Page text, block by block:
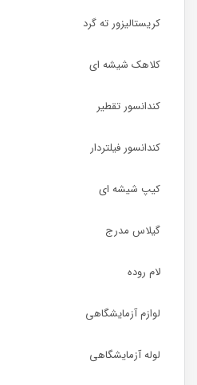
کریستالیزور ته گرد
کلاهک شیشه ای
کندانسور تقطیر
کندانسور فیلتردار
کیپ شیشه ای
گیلاس مدرج
لام روده
لوازم آزمایشگاهی
لوله آزمایشگاهی